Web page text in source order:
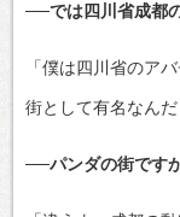
──では四川省成都
「僕は四川省のア
街として有名なんだ
──パンダの街です